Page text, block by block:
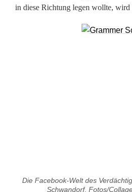
s
in diese Richtung legen wollte, wird
Die Facebook-Welt des
Schwandorf. Fotos/